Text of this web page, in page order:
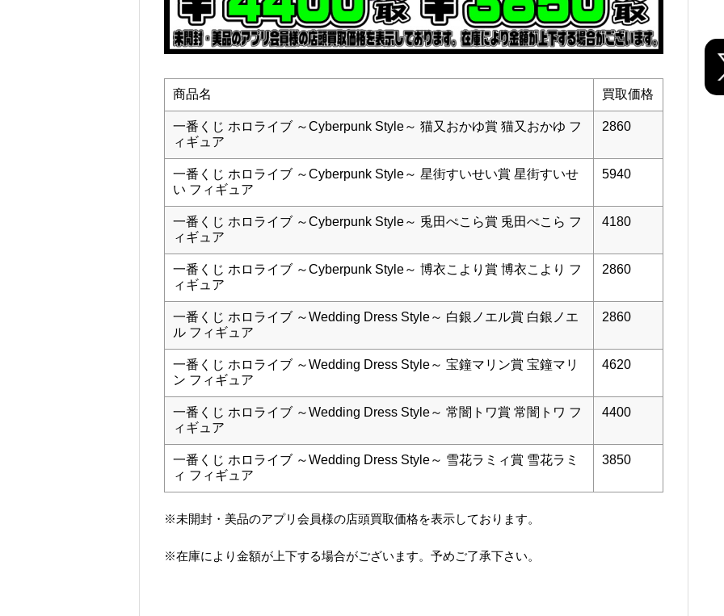
商品名 買取価格
一番くじ ホロライブ ～Cyberpunk Style～ 猫又おかゆ賞 猫又おかゆ フ
ィギュア
2860
一番くじ ホロライブ ～Cyberpunk Style～ 星街すいせい賞 星街すいせ
い フィギュア
5940
一番くじ ホロライブ ～Cyberpunk Style～ 兎田ぺこら賞 兎田ぺこら フ
ィギュア
4180
一番くじ ホロライブ ～Cyberpunk Style～ 博衣こより賞 博衣こより フ
ィギュア
2860
一番くじ ホロライブ ～Wedding Dress Style～ 白銀ノエル賞 白銀ノエ
ル フィギュア
2860
一番くじ ホロライブ ～Wedding Dress Style～ 宝鐘マリン賞 宝鐘マリ
ン フィギュア
4620
一番くじ ホロライブ ～Wedding Dress Style～ 常闇トワ賞 常闇トワ フ
ィギュア
4400
一番くじ ホロライブ ～Wedding Dress Style～ 雪花ラミィ賞 雪花ラミ
ィ フィギュア
3850
※未開封・美品のアプリ会員様の店頭買取価格を表示しております。
※在庫により金額が上下する場合がございます。予めご了承下さい。